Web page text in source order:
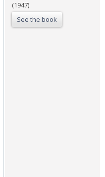
(1947)
See the book